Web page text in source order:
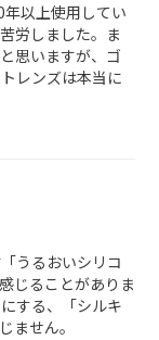
以上使用してい
労しました。ま
思いますが、ゴ
レンズは本当に
うるおいシリコ
じることがありま
する、「シルキ
ません。